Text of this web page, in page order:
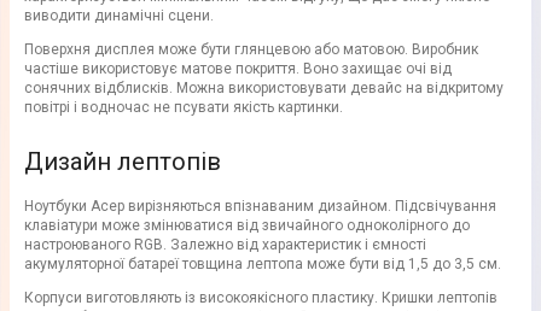
виводити динамічні сцени.
Поверхня дисплея може бути глянцевою або матовою. Виробник
частіше використовує матове покриття. Воно захищає очі від
сонячних відблисків. Можна використовувати девайс на відкритому
повітрі і водночас не псувати якість картинки.
Дизайн лептопів
Ноутбуки Асер вирізняються впізнаваним дизайном. Підсвічування
клавіатури може змінюватися від звичайного одноколірного до
настроюваного RGB. Залежно від характеристик і ємності
акумуляторної батареї товщина лептопа може бути від 1,5 до 3,5 см.
Корпуси виготовляють із високоякісного пластику. Кришки лептопів